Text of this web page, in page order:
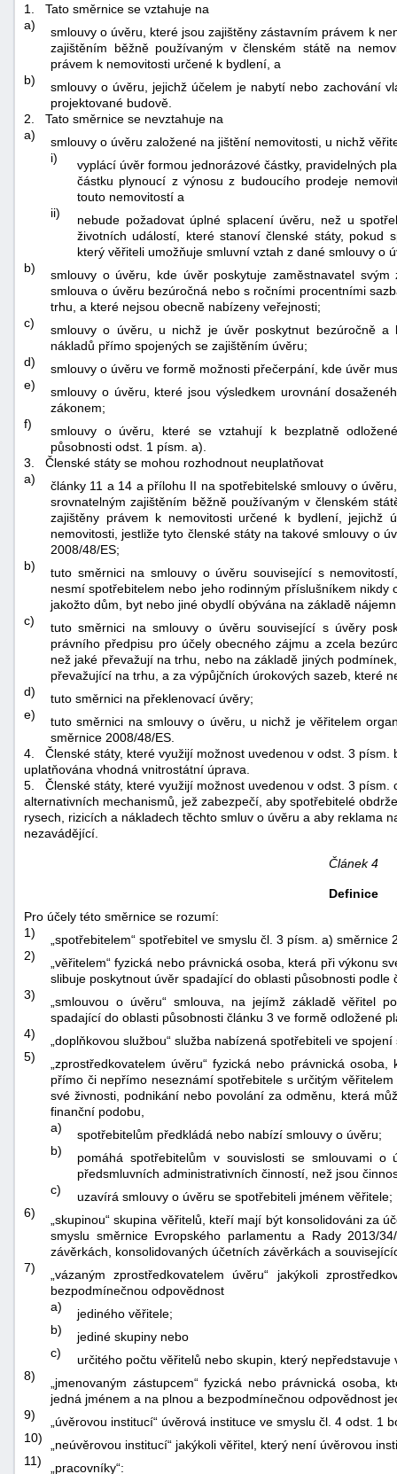
1.
Tato směrnice se vztahuje na
a)
smlouvy o úvěru, které jsou zajištěny zástavním právem k
zajištěním běžně používaným v členském státě na
právem k nemovitosti určené k bydlení, a
b)
smlouvy o úvěru, jejichž účelem je nabytí nebo zachování
projektované budově.
2.
Tato směrnice se nevztahuje na
a)
smlouvy o úvěru založené na jištění nemovitosti, u nichž
i)
vyplácí úvěr formou jednorázové částky, pravidelných
částku plynoucí z výnosu z budoucího prodeje
touto nemovitostí a
ii)
nebude požadovat úplné splacení úvěru, než u
životních událostí, které stanoví členské státy, pokud
který věřiteli umožňuje smluvní vztah z dané smlouvy o
b)
smlouvy o úvěru, kde úvěr poskytuje zaměstnavatel
smlouva o úvěru bezúročná nebo s ročními procentními
trhu, a které nejsou obecně nabízeny veřejnosti;
c)
smlouvy o úvěru, u nichž je úvěr poskytnut bezúročně a
nákladů přímo spojených se zajištěním úvěru;
d)
smlouvy o úvěru ve formě možnosti přečerpání, kde úvěr
e)
smlouvy o úvěru, které jsou výsledkem urovnání
zákonem;
f)
smlouvy o úvěru, které se vztahují k bezplatně
působnosti odst. 1 písm. a).
3.
Členské státy se mohou rozhodnout neuplatňovat
a)
články 11 a 14 a přílohu II na spotřebitelské smlouvy o
srovnatelným zajištěním běžně používaným v členském
zajištěny právem k nemovitosti určené k bydlení,
nemovitosti, jestliže tyto členské státy na takové smlouvy o
2008/48/ES;
b)
tuto směrnici na smlouvy o úvěru související s
nesmí spotřebitelem nebo jeho rodinným příslušníkem
jakožto dům, byt nebo jiné obydlí obývána na základě
c)
tuto směrnici na smlouvy o úvěru související s úvěry
právního předpisu pro účely obecného zájmu a zcela
než jaké převažují na trhu, nebo na základě jiných
převažující na trhu, a za výpůjčních úrokových sazeb, které
d)
tuto směrnici na překlenovací úvěry;
e)
tuto směrnici na smlouvy o úvěru, u nichž je věřitelem
směrnice 2008/48/ES.
4.
Členské státy, které využijí možnost uvedenou v odst. 3
uplatňována vhodná vnitrostátní úprava.
5.
Členské státy, které využijí možnost uvedenou v odst. 3
alternativních mechanismů, jež zabezpečí, aby spotřebitelé
rysech, rizicích a nákladech těchto smluv o úvěru a aby reklama
nezavádějící.
Článek 4
Definice
Pro účely této směrnice se rozumí:
1)
„spotřebitelem“ spotřebitel ve smyslu čl. 3 písm. a) směrnice
2)
„věřitelem“ fyzická nebo právnická osoba, která při výkonu
slibuje poskytnout úvěr spadající do oblasti působnosti podle
3)
„smlouvou o úvěru“ smlouva, na jejímž základě věřitel
spadající do oblasti působnosti článku 3 ve formě odložené
4)
„doplňkovou službou“ služba nabízená spotřebiteli ve
5)
„zprostředkovatelem úvěru“ fyzická nebo právnická
přímo či nepřímo neseznámí spotřebitele s určitým
své živnosti, podnikání nebo povolání za odměnu, která
finanční podobu,
a)
spotřebitelům předkládá nebo nabízí smlouvy o úvěru;
b)
pomáhá spotřebitelům v souvislosti se smlouvami
předsmluvních administrativních činností, než jsou
c)
uzavírá smlouvy o úvěru se spotřebiteli jménem věřitele;
6)
„skupinou“ skupina věřitelů, kteří mají být konsolidováni za
smyslu směrnice Evropského parlamentu a Rady 2013/
závěrkách, konsolidovaných účetních závěrkách a
7)
„vázaným zprostředkovatelem úvěru“ jakýkoli
bezpodmínečnou odpovědnost
a)
jediného věřitele;
b)
jediné skupiny nebo
c)
určitého počtu věřitelů nebo skupin, který nepředstavuje
8)
„jmenovaným zástupcem“ fyzická nebo právnická
jedná jménem a na plnou a bezpodmínečnou odpovědnost
9)
„úvěrovou institucí“ úvěrová instituce ve smyslu čl. 4 odst. 1
10)
„neúvěrovou institucí“ jakýkoli věřitel, který není úvěrovou
11)
„pracovníky“: